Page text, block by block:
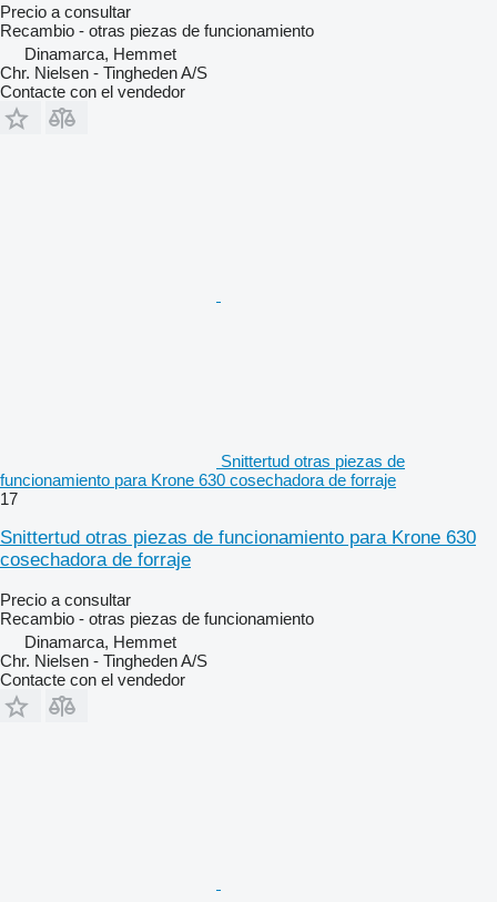
Precio a consultar
Recambio - otras piezas de funcionamiento
Dinamarca, Hemmet
Chr. Nielsen - Tingheden A/S
Contacte con el vendedor
Snittertud otras piezas de
funcionamiento para Krone 630 cosechadora de forraje
17
Snittertud otras piezas de funcionamiento para Krone 630
cosechadora de forraje
Precio a consultar
Recambio - otras piezas de funcionamiento
Dinamarca, Hemmet
Chr. Nielsen - Tingheden A/S
Contacte con el vendedor